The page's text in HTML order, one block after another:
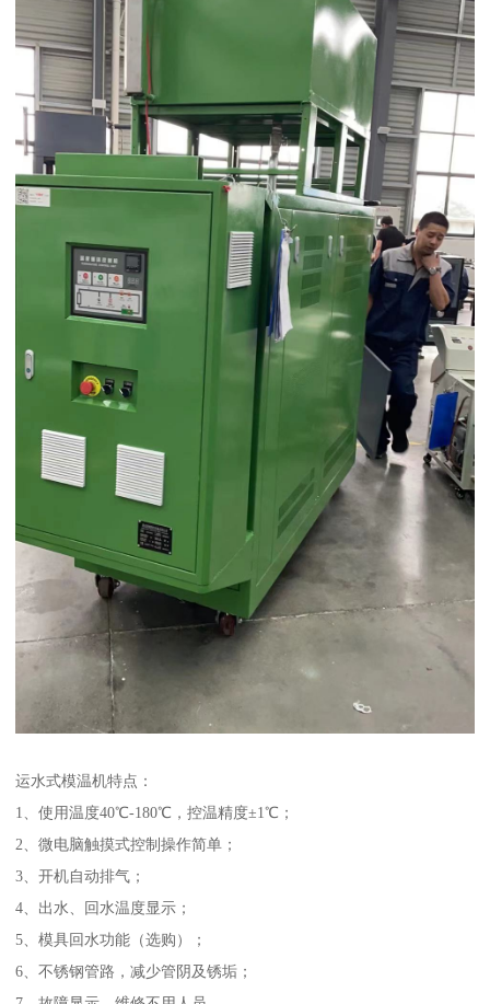
运水式模温机特点：
1、使用温度40℃-180℃，控温精度±1℃；
2、微电脑触摸式控制操作简单；
3、开机自动排气；
4、出水、回水温度显示；
5、模具回水功能（选购）；
6、不锈钢管路，减少管阴及锈垢；